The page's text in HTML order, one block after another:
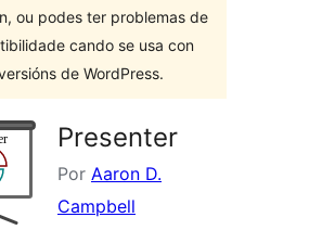
ou podes ter problemas de
cando se usa con
de WordPress.
Presenter
Por Aaron D.
Campbell